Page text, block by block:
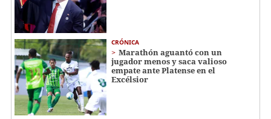
CRÓNICA
Marathón aguantó con un
jugador menos y saca valioso
empate ante Platense en el
Excélsior